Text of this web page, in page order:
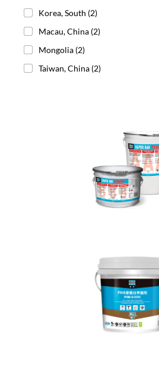
Korea, South (2)
Macau, China (2)
Mongolia (2)
Taiwan, China (2)